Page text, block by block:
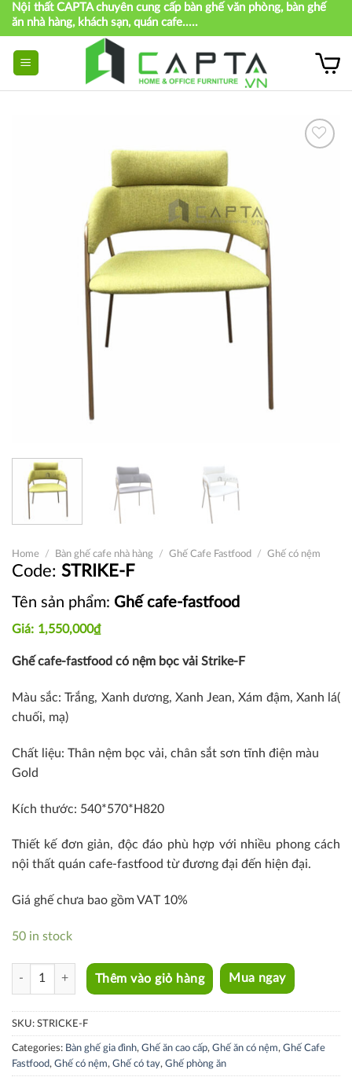
Skip
content
Nội thất CAPTA chuyên cung cấp bàn ghế văn phòng, bàn ghế
ăn nhà hàng, khách sạn, quán cafe.....
Home / Bàn ghế cafe nhà hàng / Ghế Cafe Fastfood / Ghế có nệm
STRIKE-F
Tên sản phẩm: Ghế cafe-fastfood
1,550,000₫
Ghế cafe-fastfood có nệm bọc vải Strike-F
Màu sắc: Trắng, Xanh dương, Xanh Jean, Xám đậm, Xanh lá(
chuối, mạ)
Chất liệu: Thân nệm bọc vải, chân sắt sơn tĩnh điện màu
Gold
Kích thước: 540*570*H820
Thiết kế đơn giản, độc đáo phù hợp với nhiều phong cách
nội thất quán cafe-fastfood từ đương đại đến hiện đại.
Giá ghế chưa bao gồm VAT 10%
50 in stock
STRIKE-F quantity
Thêm vào giỏ hàng Mua ngay
SKU: STRICKE-F
Categories: Bàn ghế gia đình, Ghế ăn cao cấp, Ghế ăn có nệm, Ghế Cafe
Fastfood, Ghế có nệm, Ghế có tay, Ghế phòng ăn